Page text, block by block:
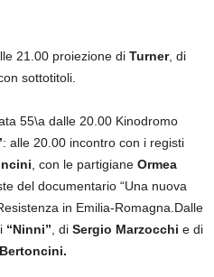
21.00 proiezione di Turner, di
sottotitoli.
55\a dalle 20.00 Kinodromo
: alle 20.00 incontro con i registi
, con le partigiane Ormea
del documentario “Una nuova
in Emilia-Romagna.Dalle
“Ninni” , di Sergio Marzocchi e di